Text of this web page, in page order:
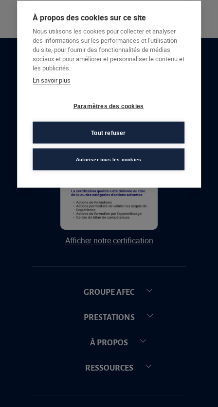
RESTONS EN CONTACT
Afficher notre certification
GROUPE AFEC
PRESTATIONS
À PROPOS
RESSOURCES
À propos des cookies sur ce site
Nous utilisons les cookies pour collecter et analyser
des informations sur les performances et l'utilisation
du site, pour fournir des fonctionnalités de médias
sociaux et pour améliorer et personnaliser le contenu et
les publicités.
En savoir plus
Paramètres des cookies
Tout refuser
Autoriser tous les cookies